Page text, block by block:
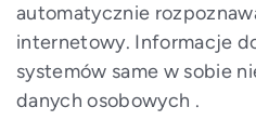
automatycznie
internetowy. Informacje
systemów same w sobie
danych osobowych .